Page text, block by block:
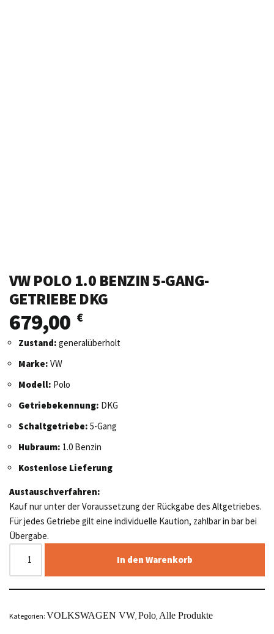
VW POLO 1.0 BENZIN 5-GANG-
GETRIEBE DKG
679,00 €
Zustand: generalüberholt
Marke: VW
Modell: Polo
Getriebekennung: DKG
Schaltgetriebe: 5-Gang
Hubraum: 1.0 Benzin
Kostenlose Lieferung
Austauschverfahren:
Kauf nur unter der Voraussetzung der Rückgabe des Altgetriebes.
Für jedes Getriebe gilt eine individuelle Kaution, zahlbar in bar bei
Übergabe.
In den Warenkorb
Kategorien: VOLKSWAGEN VW Polo Alle Produkte